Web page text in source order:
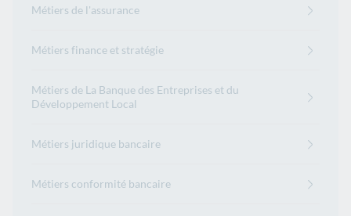
Métiers de l'assurance
Métiers finance et stratégie
Métiers de La Banque des Entreprises et du
Développement Local
Métiers juridique bancaire
Métiers conformité bancaire